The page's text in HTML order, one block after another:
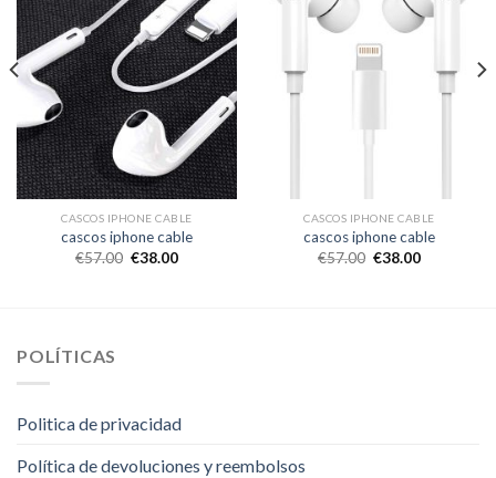
CASCOS IPHONE CABLE
cascos iphone cable
€57.00 €38.00
CASCOS IPHONE CABLE
cascos iphone cable
€57.00 €38.00
POLÍTICAS
Politica de privacidad
Política de devoluciones y reembolsos